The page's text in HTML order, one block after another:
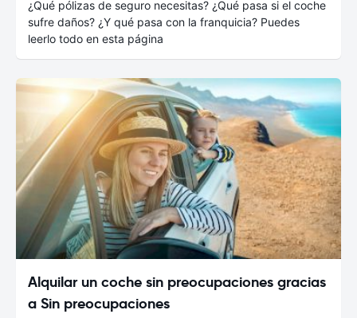
¿Qué pólizas de seguro necesitas? ¿Qué pasa si el coche
sufre daños? ¿Y qué pasa con la franquicia? Puedes
leerlo todo en esta página
Alquilar un coche sin preocupaciones gracias
a Sin preocupaciones